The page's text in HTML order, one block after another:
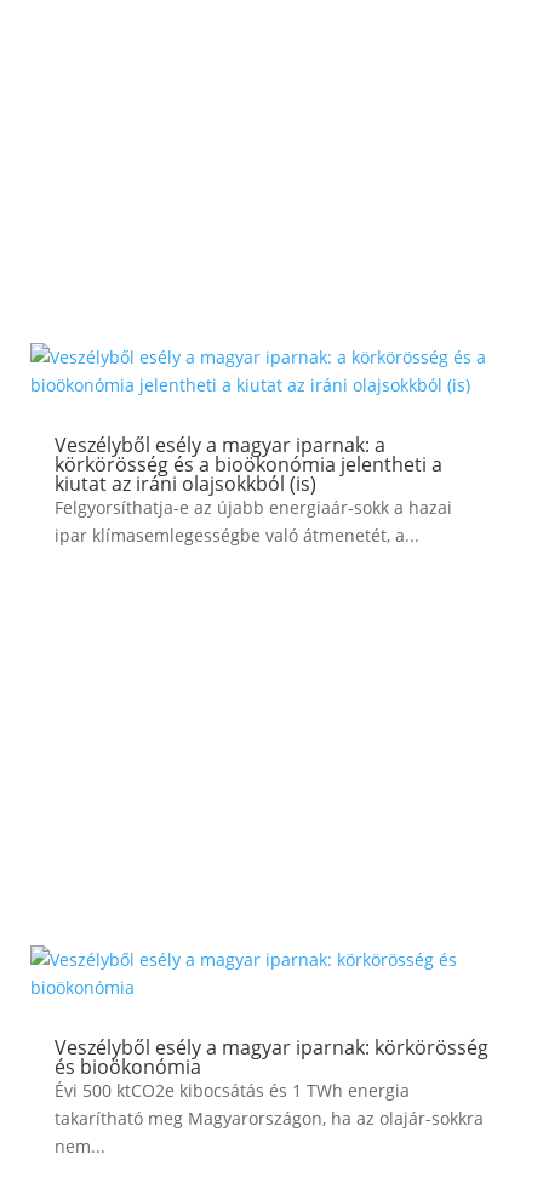
Veszélyből esély a magyar iparnak: a
körkörösség és a bioökonómia jelentheti a
kiutat az iráni olajsokkból (is)
Felgyorsíthatja-e az újabb energiaár-sokk a hazai
ipar klímasemlegességbe való átmenetét, a...
Veszélyből esély a magyar iparnak: körkörösség
és bioökonómia
Évi 500 ktCO2e kibocsátás és 1 TWh energia
takarítható meg Magyarországon, ha az olajár-sokkra
nem...